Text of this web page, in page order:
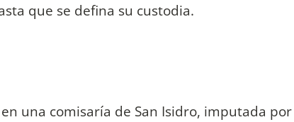
que se defina su custodia.
una comisaría de San Isidro, imputada por